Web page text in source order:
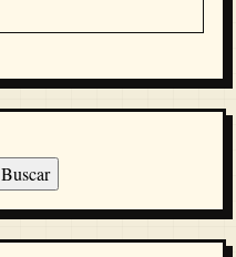
Buscar